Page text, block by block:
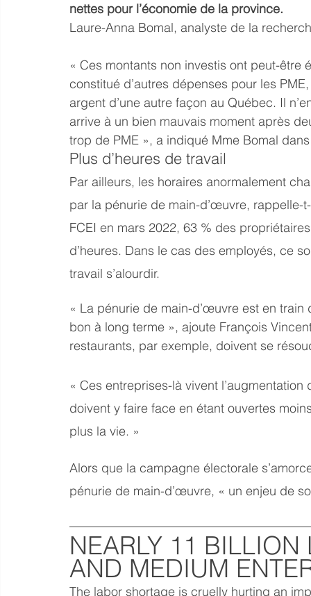
nettes pour l’économie de la province.
Laure-Anna Bomal, analyste de la
« Ces montants non investis ont peut-
constitué d’autres dépenses pour les
argent d’une autre façon au Québec. Il
arrive à un bien mauvais moment après
trop de PME », a indiqué Mme Bomal
Plus d’heures de travail
Par ailleurs, les horaires anormalement
par la pénurie de main-d’œuvre, rappelle-
FCEI en mars 2022, 63 % des
d’heures. Dans le cas des employés, ce
travail s’alourdir.
« La pénurie de main-d’œuvre est en
bon à long terme », ajoute François
restaurants, par exemple, doivent se
« Ces entreprises-là vivent
doivent y faire face en étant ouvertes
plus la vie. »
Alors que la campagne électorale
pénurie de main-d’œuvre, « un enjeu de
NEARLY 11
AND MEDIUM
The labor shortage is cruelly hurting an